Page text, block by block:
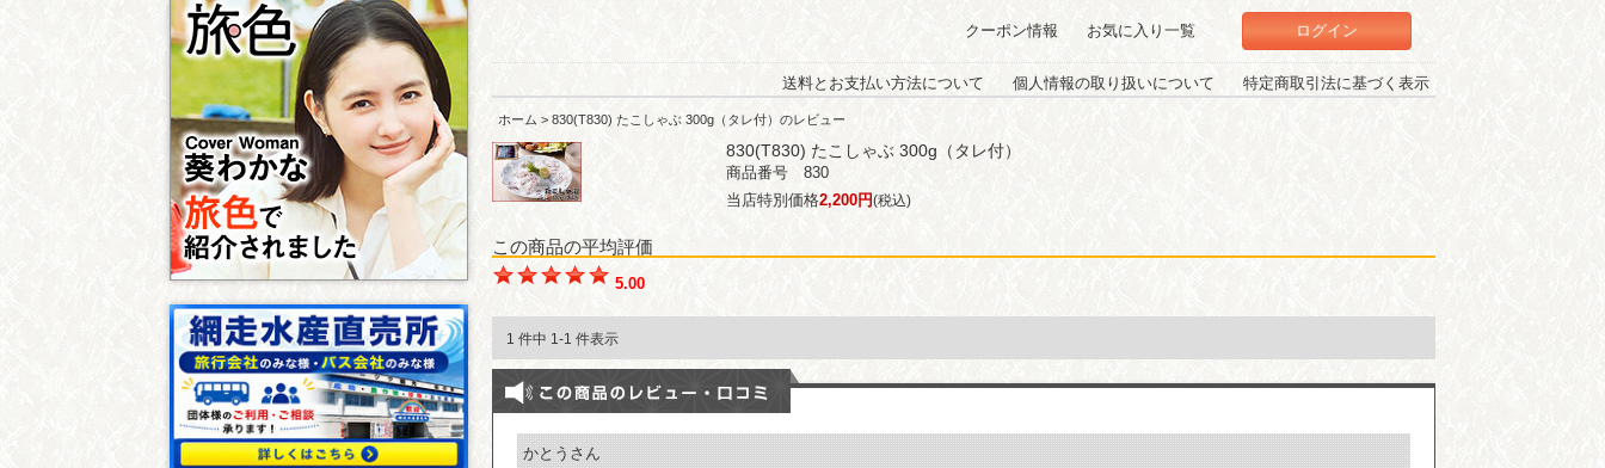
クーポン情報 お気に入り一覧 ログイン
送料とお支払い方法について 個人情報の取り扱いについて 特定商取引法に基づく表示
ホーム > 830(T830) たこしゃぶ 300g（タレ付）のレビュー
830(T830) たこしゃぶ 300g（タレ付）
商品番号 830
当店特別価格2,200円(税込)
この商品の平均評価
5.00
1 件中 1-1 件表示
かとうさん